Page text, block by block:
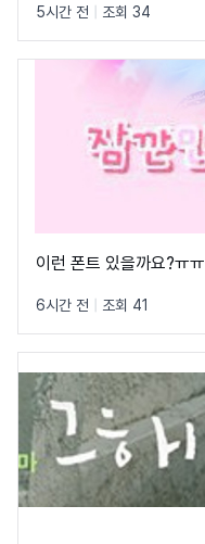
5시간 전 조회 34
이런 폰트 있을까요?ㅠㅠ
6시간 전 조회 41